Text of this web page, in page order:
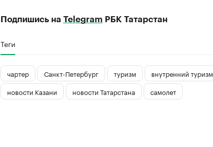
Подпишись на Telegram РБК Татарстан
Теги
чартер Санкт-Петербург туризм внутренний туризм
новости Казани
новости Татарстана самолет